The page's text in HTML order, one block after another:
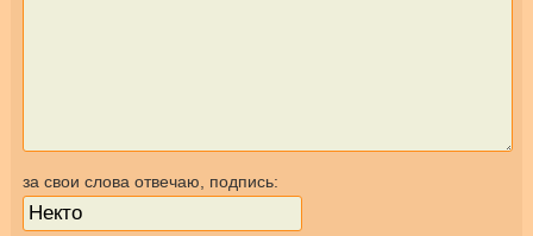
за свои слова отвечаю, подпись: